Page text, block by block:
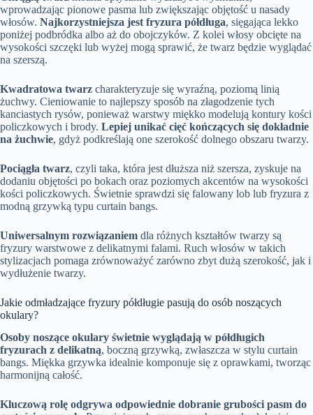
wprowadzając pionowe pasma lub zwiększając objętość u nasady
włosów. Najkorzystniejsza jest fryzura półdługa, sięgająca lekko
poniżej podbródka albo aż do obojczyków. Z kolei włosy obcięte na
wysokości szczęki lub wyżej mogą sprawić, że twarz będzie wyglądać
na szerszą.
Kwadratowa twarz charakteryzuje się wyraźną, poziomą linią
żuchwy. Cieniowanie to najlepszy sposób na złagodzenie tych
kanciastych rysów, ponieważ warstwy miękko modelują kontury kości
policzkowych i brody. Lepiej unikać cięć kończących się dokładnie
na żuchwie, gdyż podkreślają one szerokość dolnego obszaru twarzy.
Pociągła twarz, czyli taka, która jest dłuższa niż szersza, zyskuje na
dodaniu objętości po bokach oraz poziomych akcentów na wysokości
kości policzkowych. Świetnie sprawdzi się falowany lob lub fryzura z
modną grzywką typu curtain bangs.
Uniwersalnym rozwiązaniem dla różnych kształtów twarzy są
fryzury warstwowe z delikatnymi falami. Ruch włosów w takich
stylizacjach pomaga zrównoważyć zarówno zbyt dużą szerokość, jak i
wydłużenie twarzy.
Jakie odmładzające fryzury półdługie pasują do osób noszących
okulary?
Osoby noszące okulary świetnie wyglądają w półdługich
fryzurach z delikatną, boczną grzywką, zwłaszcza w stylu curtain
bangs. Miękka grzywka idealnie komponuje się z oprawkami, tworząc
harmonijną całość.
Kluczową rolę odgrywa odpowiednie dobranie grubości pasm do